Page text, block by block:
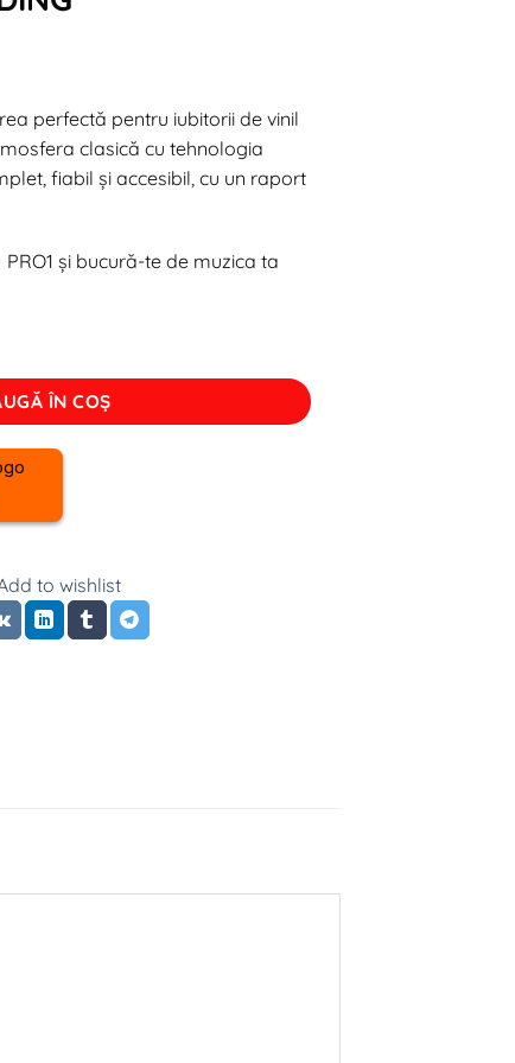
perfectă pentru iubitorii de vinil
clasică cu tehnologia
fiabil și accesibil, cu un raport
și bucură-te de muzica ta
STEREO FUNCTIE ENCODING
ÎN COȘ
to wishlist